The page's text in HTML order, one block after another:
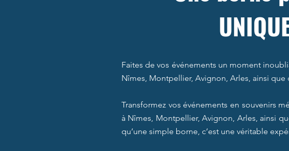
Faites de vos événements un moment
Nîmes, Montpellier, Avignon, Arles, ainsi que
Transformez vos événements en souvenirs
à Nîmes, Montpellier, Avignon, Arles, ainsi
qu’une simple borne, c’est une véritable